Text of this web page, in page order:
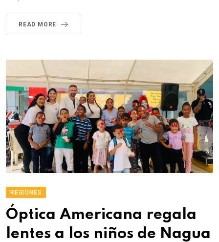
READ MORE
REGIONES
Óptica Americana regala
lentes a los niños de Nagua